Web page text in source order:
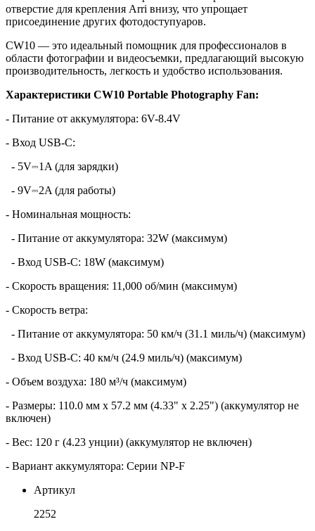
отверстие для крепления Arri внизу, что упрощает
присоединение других фотодоступуаров.
CW10 — это идеальный помощник для профессионалов в
области фотографии и видеосъемки, предлагающий высокую
производительность, легкость и удобство использования.
Характеристики CW10 Portable Photography Fan:
- Питание от аккумулятора: 6V-8.4V
- Вход USB-C:
- 5V⎓1A (для зарядки)
- 9V⎓2A (для работы)
- Номинальная мощность:
- Питание от аккумулятора: 32W (максимум)
- Вход USB-C: 18W (максимум)
- Скорость вращения: 11,000 об/мин (максимум)
- Скорость ветра:
- Питание от аккумулятора: 50 км/ч (31.1 миль/ч) (максимум)
- Вход USB-C: 40 км/ч (24.9 миль/ч) (максимум)
- Объем воздуха: 180 м³/ч (максимум)
- Размеры: 110.0 мм x 57.2 мм (4.33" x 2.25") (аккумулятор не
включен)
- Вес: 120 г (4.23 унции) (аккумулятор не включен)
- Вариант аккумулятора: Серии NP-F
Артикул
2252